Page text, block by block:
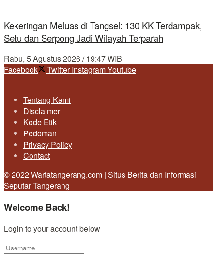
Kekeringan Meluas di Tangsel: 130 KK Terdampak,
Setu dan Serpong Jadi Wilayah Terparah
Rabu, 5 Agustus 2026 / 19:47 WIB
Facebook
Twitter InstagramYoutube
Tentang Kami
Disclaimer
Kode Etik
Pedoman
Privacy Policy
Contact
© 2022 Wartatangerang.com | Situs Berita dan Informasi
Seputar Tangerang
Welcome Back!
Login to your account below